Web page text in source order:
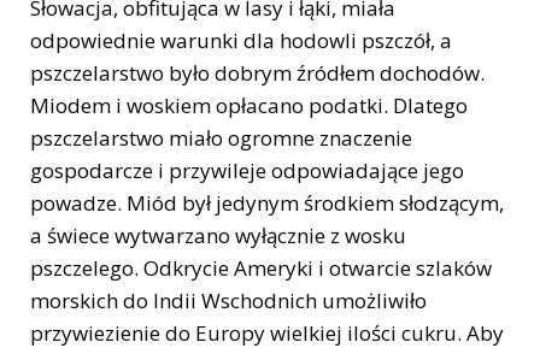
Słowacja, obfitująca w lasy i łąki, miała
odpowiednie warunki dla hodowli pszczół, a
pszczelarstwo było dobrym źródłem dochodów.
Miodem i woskiem opłacano podatki. Dlatego
pszczelarstwo miało ogromne znaczenie
gospodarcze i przywileje odpowiadające jego
powadze. Miód był jedynym środkiem słodzącym,
a świece wytwarzano wyłącznie z wosku
pszczelego. Odkrycie Ameryki i otwarcie szlaków
morskich do Indii Wschodnich umożliwiło
przywiezienie do Europy wielkiej ilości cukru. Aby